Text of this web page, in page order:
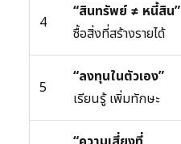
4
“สินทรัพย์ ≠ หนี้สิน”
ซื้อสิ่งที่สร้างรายได้
5
“ลงทุนในตัวเอง”
เรียนรู้ เพิ่มทักษะ